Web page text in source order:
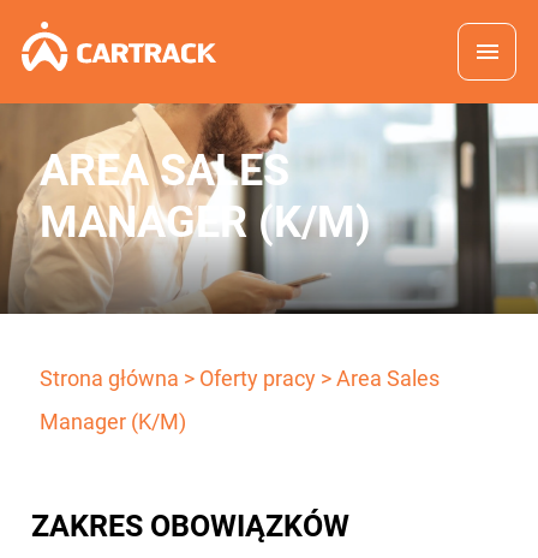
AREA SALES
MANAGER (K/M)
Strona główna > Oferty pracy>Area Sales
Manager (K/M)
ZAKRES OBOWIĄZKÓW